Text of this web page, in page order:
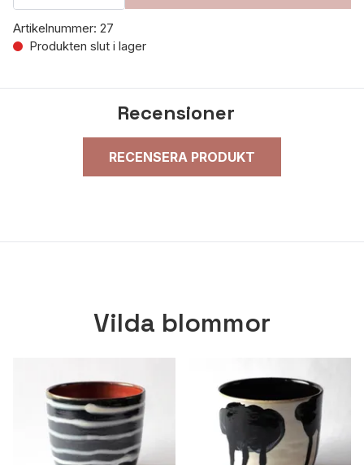
Artikelnummer: 27
Produkten slut i lager
Recensioner
RECENSERA PRODUKT
Vilda blommor